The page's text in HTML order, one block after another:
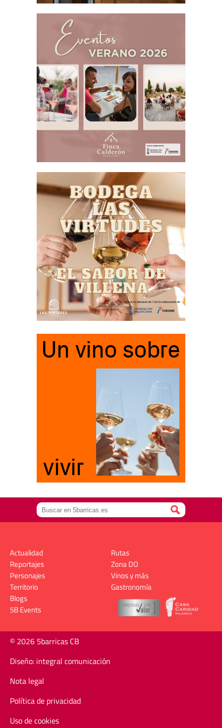
Actualidad
Reportajes
Personajes
Territorio
Rutas
Zona DO
Vinos y más
Gastronomía
Blogs
5B Events
© 2026 5barricas CB
Diseño: integral comunicación
Nota legal
Política de privacidad
Uso de cookies